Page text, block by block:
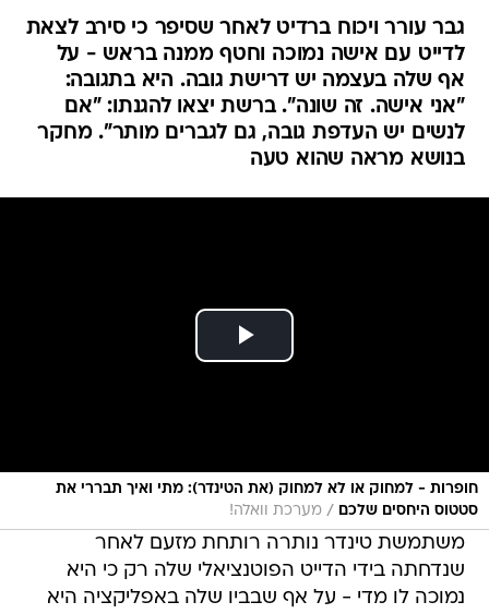
גבר עורר ויכוח ברדיט לאחר שסיפר כי סירב לצאת
לדייט עם אישה נמוכה וחטף ממנה בראש - על
אף שלה בעצמה יש דרישת גובה. היא בתגובה:
"אני אישה. זה שונה". ברשת יצאו להגנתו: "אם
לנשים יש העדפת גובה, גם לגברים מותר". מחקר
בנושא מראה שהוא טעה
חופרות - למחוק או לא למחוק (את הטינדר): מתי ואיך תבררי את
סטטוס היחסים שלכם
/ מערכת וואלה!
משתמשת טינדר נותרה רותחת מזעם לאחר
שנדחתה בידי הדייט הפוטנציאלי שלה רק כי היא
נמוכה לו מדי - על אף שבביו שלה באפליקציה היא